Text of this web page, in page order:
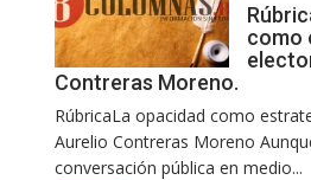
como
Contreras Moreno.
RúbricaLa opacidad como
Aurelio Contreras Moreno
conversación pública en medio...